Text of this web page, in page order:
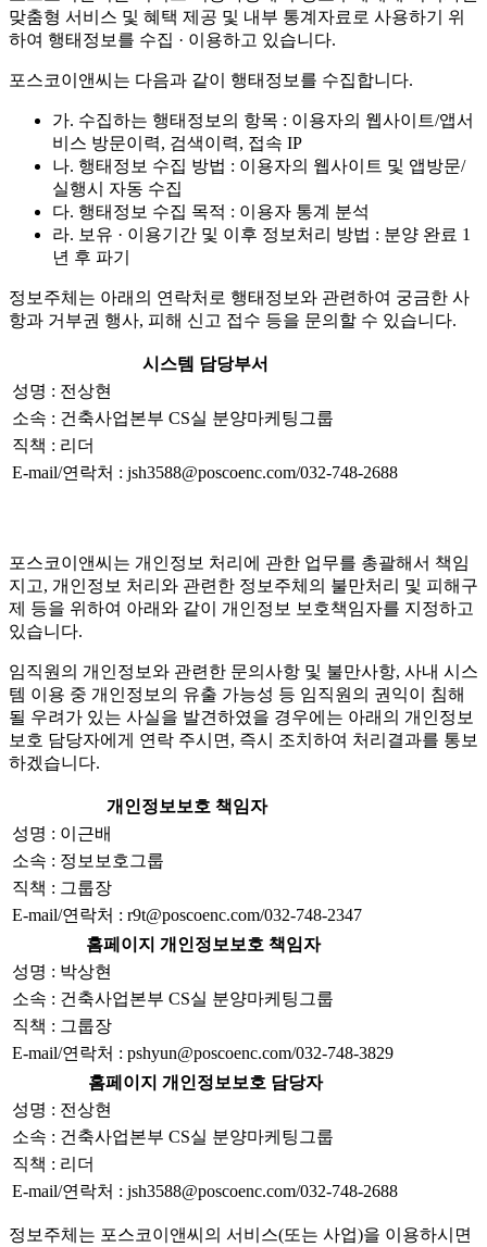
맞춤형 서비스 및 혜택 제공 및 내부 통계자료로 사용하기 위
하여 행태정보를 수집 · 이용하고 있습니다.
포스코이앤씨는 다음과 같이 행태정보를 수집합니다.
가. 수집하는 행태정보의 항목 : 이용자의 웹사이트/앱서
비스 방문이력, 검색이력, 접속 IP
나. 행태정보 수집 방법 : 이용자의 웹사이트 및 앱방문/
실행시 자동 수집
다. 행태정보 수집 목적 : 이용자 통계 분석
라. 보유 · 이용기간 및 이후 정보처리 방법 : 분양 완료 1
년 후 파기
정보주체는 아래의 연락처로 행태정보와 관련하여 궁금한 사
항과 거부권 행사, 피해 신고 접수 등을 문의할 수 있습니다.
시스템 담당부서
성명 : 전상현
소속 : 건축사업본부 CS실 분양마케팅그룹
직책 : 리더
E-mail/연락처 : jsh3588@poscoenc.com/032-748-2688
포스코이앤씨는 개인정보 처리에 관한 업무를 총괄해서 책임
지고, 개인정보 처리와 관련한 정보주체의 불만처리 및 피해구
제 등을 위하여 아래와 같이 개인정보 보호책임자를 지정하고
있습니다.
임직원의 개인정보와 관련한 문의사항 및 불만사항, 사내 시스
템 이용 중 개인정보의 유출 가능성 등 임직원의 권익이 침해
될 우려가 있는 사실을 발견하였을 경우에는 아래의 개인정보
보호 담당자에게 연락 주시면, 즉시 조치하여 처리결과를 통보
하겠습니다.
개인정보보호 책임자
성명 : 이근배
소속 : 정보보호그룹
직책 : 그룹장
E-mail/연락처 : r9t@poscoenc.com/032-748-2347
홈페이지 개인정보보호 책임자
성명 : 박상현
소속 : 건축사업본부 CS실 분양마케팅그룹
직책 : 그룹장
E-mail/연락처 : pshyun@poscoenc.com/032-748-3829
홈페이지 개인정보보호 담당자
성명 : 전상현
소속 : 건축사업본부 CS실 분양마케팅그룹
직책 : 리더
E-mail/연락처 : jsh3588@poscoenc.com/032-748-2688
정보주체는 포스코이앤씨의 서비스(또는 사업)을 이용하시면